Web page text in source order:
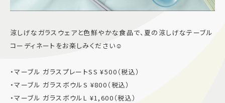
涼しげなガラスウェアと色鮮やかな食品で、夏の涼しげなテーブル
コーディネートをお楽しみください☺︎
・マーブル ガラスプレートSS ¥500（税込）
・マーブル ガラスボウルS ¥800（税込）
・マーブル ガラスボウルL ¥1,600（税込）